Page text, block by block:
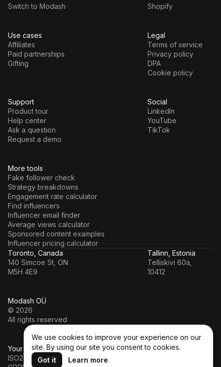
More tools
Fake follower check
Strategy breakdowns
Engagement rate calculator
Find influencers
Influencer email finder
Average views calculator
Sponsored content examples
Influencer pricing calculator
Switch to Modash
Shopify
Use cases
Affiliates
Paid partnerships
Gifting
Legal
Terms of service
Privacy policy
DPA
Cookie policy
Support
Product tour
Help center
Ask a question
Request a demo
Social
LinkedIn
YouTube
TikTok
Modash OÜ
© 2026
All rights reserved
Your data’s in a safe hands
ISO27001
Toronto, Canada
140 Simcoe St, ON
M5H 4E9
Tallinn, Estonia
Telliskivi 60a,
10412
We use cookies to improve your experience on our
site. By using our site you consent to cookies.
Got it
Learn more